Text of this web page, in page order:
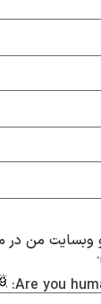
من در
Are you